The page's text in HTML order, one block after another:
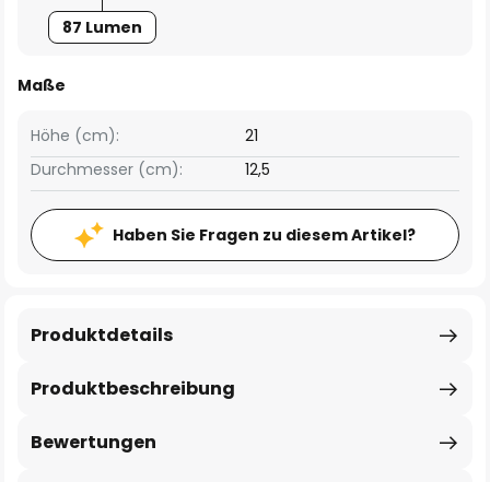
87 Lumen
Maße
Höhe (cm):
21
Durchmesser (cm):
12,5
Haben Sie Fragen zu diesem Artikel?
Produktbeschreibung
Produktdetails
Bewertungen